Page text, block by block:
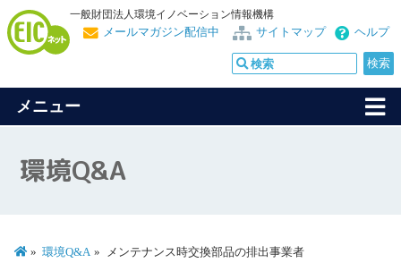
一般財団法人環境イノベーション情報機構
ヘルプ
サイトマップ
メールマガジン配信中
メニュー
環境Q&A
環境Q&A メンテナンス時交換部品の排出事業者